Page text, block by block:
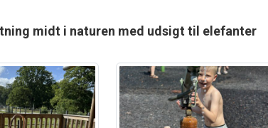
midt i naturen med udsigt til elefanter